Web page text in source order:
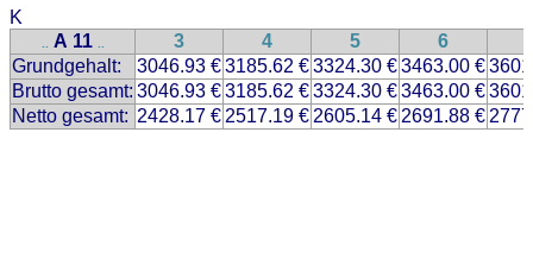
K
.. A 11 .. 3 4 5 6
Grundgehalt:
3046.93 €3185.62 €3324.30 €3463.00 €
Brutto gesamt: 3046.93 €3185.62 €3324.30 €3463.00 €
Netto gesamt: 2428.17 € 2517.19 € 2605.14 € 2691.88 €